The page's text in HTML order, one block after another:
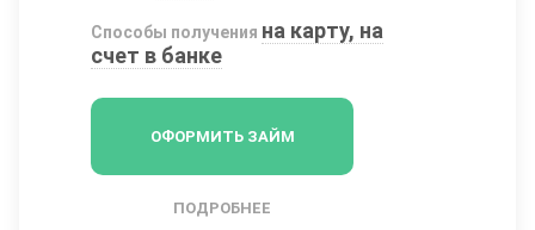
Способы получения на карту, на
счет в банке
ОФОРМИТЬ ЗАЙМ
ПОДРОБНЕЕ